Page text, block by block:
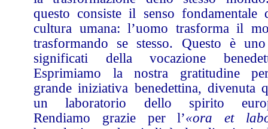
questo consiste il senso fondamentale
cultura umana: l’uomo trasforma il
trasformando se stesso. Questo è
significati della vocazione
Esprimiamo la nostra gratitudine
grande iniziativa benedettina, divenuta
un laboratorio dello spirito
Rendiamo grazie per l’«ora et